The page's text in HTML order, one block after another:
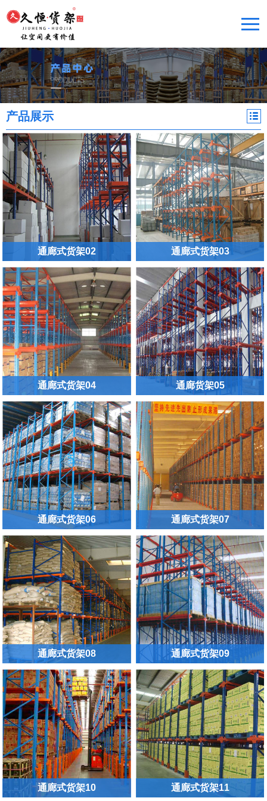
产品展示
通廊式货架02 通廊式货架03
通廊式货架04 通廊货架05
通廊式货架06 通廊式货架07
通廊式货架08 通廊式货架09
通廊式货架10 通廊式货架11